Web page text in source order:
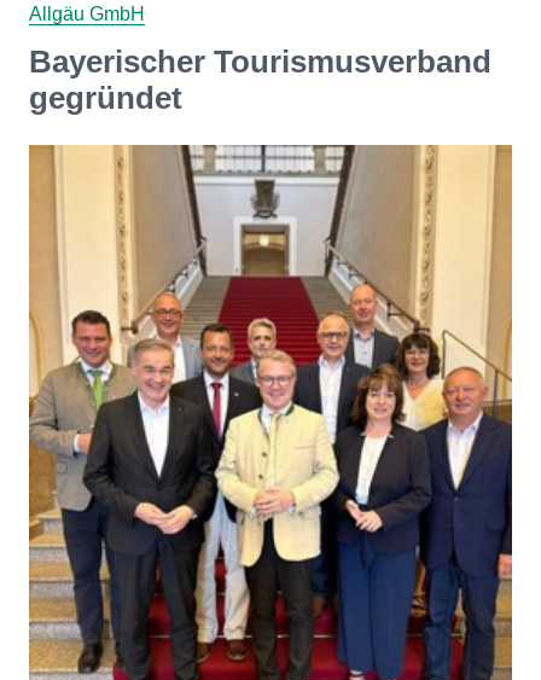
Allgäu GmbH
Bayerischer Tourismusverband
gegründet